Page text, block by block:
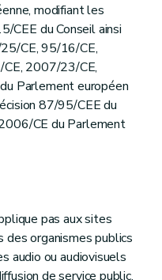
modifiant les
du Conseil ainsi
CE, 95/16/CE,
2007/23/CE,
Parlement européen
87/95/CEE du
CE du Parlement
pas aux sites
organismes publics
audio ou audiovisuels
de service public.